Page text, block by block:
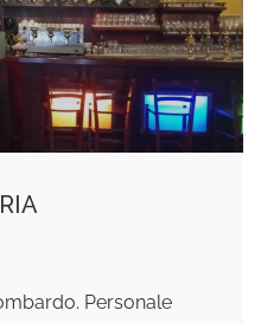
Personale